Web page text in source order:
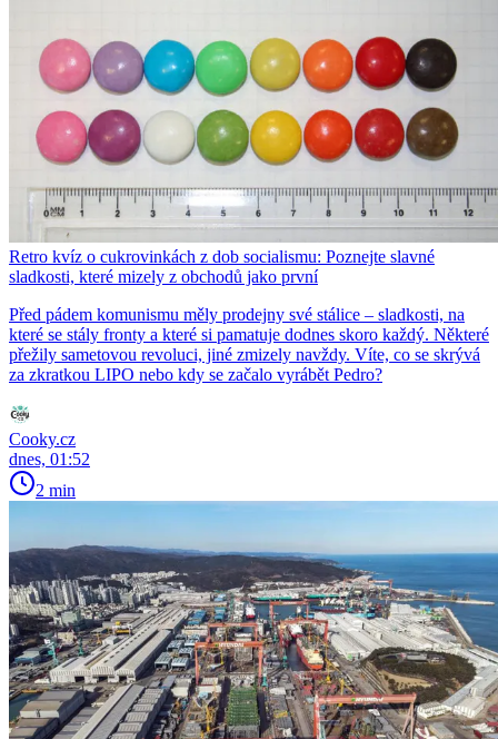
Retro kvíz o cukrovinkách z dob socialismu: Poznejte slavné
sladkosti, které mizely z obchodů jako první
Před pádem komunismu měly prodejny své stálice – sladkosti, na
které se stály fronty a které si pamatuje dodnes skoro každý. Některé
přežily sametovou revoluci, jiné zmizely navždy. Víte, co se skrývá
za zkratkou LIPO nebo kdy se začalo vyrábět Pedro?
Cooky.cz
dnes, 01:52
2 min